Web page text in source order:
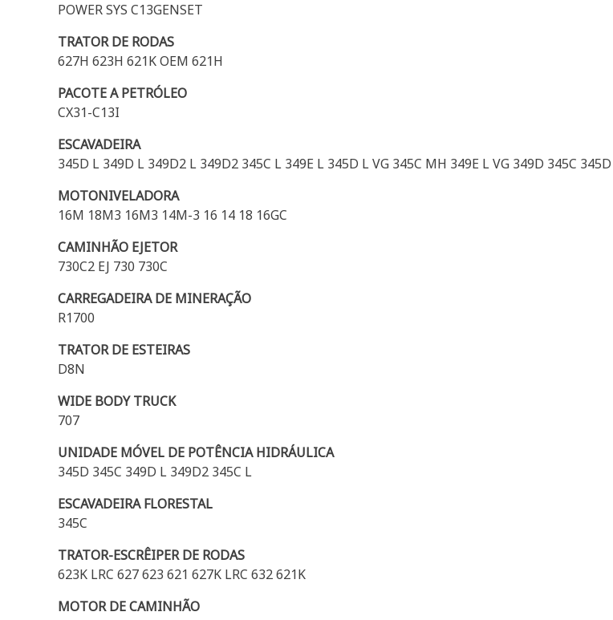
POWER SYS C13GENSET
TRATOR DE RODAS
627H 623H 621K OEM 621H
PACOTE A PETRÓLEO
CX31-C13I
ESCAVADEIRA
345D L 349D L 349D2 L 349D2 345C L 349E L 345D L VG 345C MH 349E L VG 349D 345C 345D
MOTONIVELADORA
16M 18M3 16M3 14M-3 16 14 18 16GC
CAMINHÃO EJETOR
730C2 EJ 730 730C
CARREGADEIRA DE MINERAÇÃO
R1700
TRATOR DE ESTEIRAS
D8N
WIDE BODY TRUCK
707
UNIDADE MÓVEL DE POTÊNCIA HIDRÁULICA
345D 345C 349D L 349D2 345C L
ESCAVADEIRA FLORESTAL
345C
TRATOR-ESCRÊIPER DE RODAS
623K LRC 627 623 621 627K LRC 632 621K
MOTOR DE CAMINHÃO